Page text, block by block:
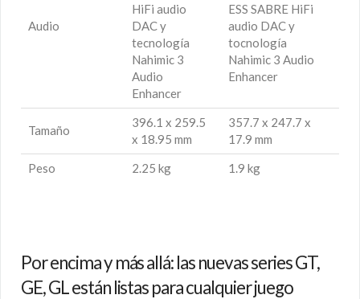
Audio
HiFi audio
DAC y
tecnología
Nahimic 3
Audio
Enhancer
ESS SABRE HiFi
audio DAC y
tocnología
Nahimic 3 Audio
Enhancer
Tamaño
396.1 x 259.5
x 18.95 mm
357.7 x 247.7 x
17.9 mm
Peso
2.25 kg 1.9 kg
Por encima y más allá: las nuevas series GT,
GE, GL están listas para cualquier juego